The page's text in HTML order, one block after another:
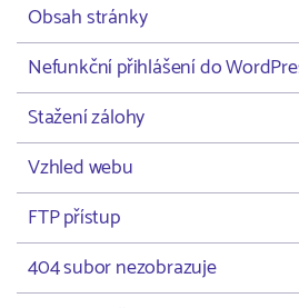
Obsah stránky
Nefunkční přihlášení do
Stažení zálohy
Vzhled webu
FTP přístup
404 subor nezobrazuje